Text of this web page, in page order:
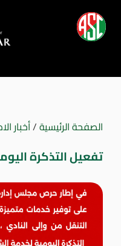
الصفحة الرئيسية/أخبار
تفعيل التذكرة